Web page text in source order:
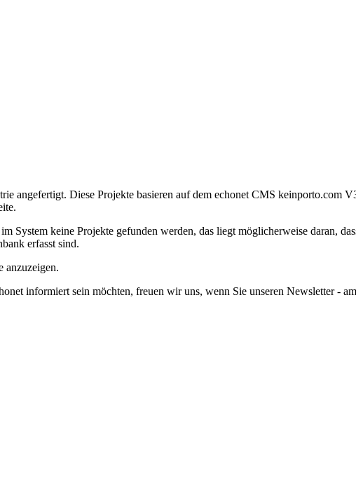
angefertigt. Diese Projekte basieren auf dem echonet CMS keinporto.com
System keine Projekte gefunden werden, das liegt möglicherweise daran,
erfasst sind.
anzuzeigen.
informiert sein möchten, freuen wir uns, wenn Sie unseren Newsletter -